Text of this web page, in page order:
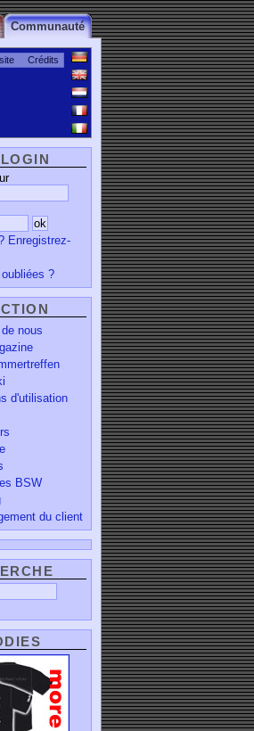
Crédits
Communauté
Enregistrez-
?
nous
d'utilisation
BSW
du client